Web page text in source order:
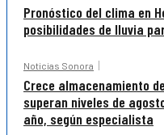
Pronóstico del clima en
posibilidades de lluvia
Noticias Sonora
Crece almacenamiento
superan niveles de
año, según especialista